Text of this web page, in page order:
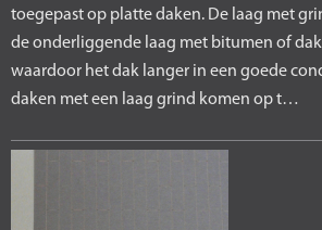
toegepast op platte daken. De laag met
de onderliggende laag met bitumen of
waardoor het dak langer in een goede
daken met een laag grind komen op t…